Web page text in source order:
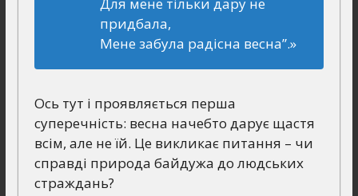
придбала,
Мене забула радісна весна”.»
Ось тут і проявляється перша
суперечність: весна начебто дарує щастя
всім, але не їй. Це викликає питання – чи
справді природа байдужа до людських
страждань?